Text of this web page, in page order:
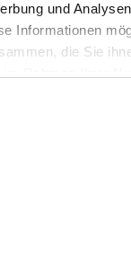
und
Informationen
die Sie